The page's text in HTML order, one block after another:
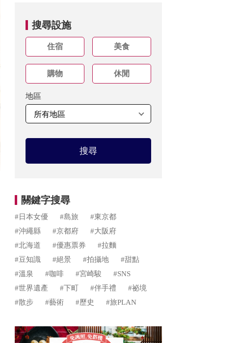
搜尋設施
住宿 美食
購物 休閒
地區
搜尋
關鍵字搜尋
#日本女優 #島旅
#東京都
#沖繩縣
#京都府
#大阪府
#北海道
#優惠票券
#拉麵
#豆知識
#絕景 #拍攝地
#甜點
#溫泉
#咖啡 #宮崎駿
#SNS
#世界遺產
#下町 #伴手禮
#祕境
#散步
#藝術 #歷史 #旅PLAN